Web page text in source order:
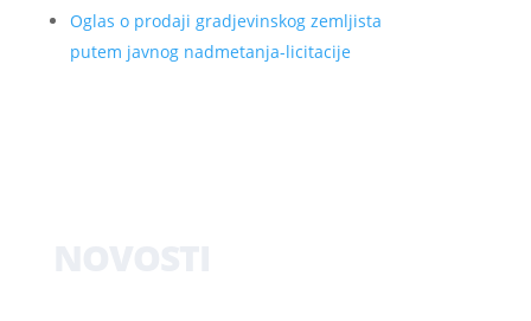
Oglas o prodaji gradjevinskog zemljista
putem javnog nadmetanja-licitacije